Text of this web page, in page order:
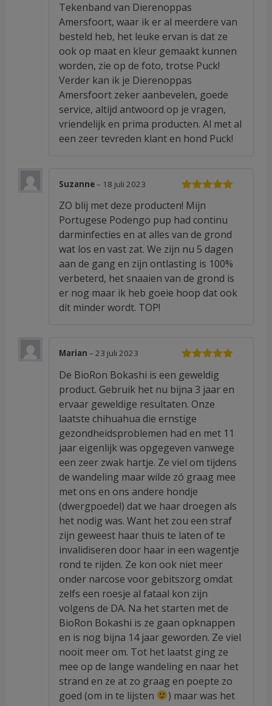
Tekenband van Dierenoppas
Amersfoort, waar ik er al meerdere van
besteld heb, het leuke ervan is dat ze
ook op maat en kleur gemaakt kunnen
worden, zie op de foto, trotse Puck!
Verder kan ik je Dierenoppas
Amersfoort zeker aanbevelen, goede
service, altijd antwoord op je vragen,
vriendelijk en prima producten. Al met al
een zeer tevreden klant en hond Puck!
5uit 5
Suzanne– 18 juli 2023
ZO blij met deze producten! Mijn
Portugese Podengo pup had continu
darminfecties en at alles van de grond
wat los en vast zat. We zijn nu 5 dagen
aan de gang en zijn ontlasting is 100%
verbeterd, het snaaien van de grond is
er nog maar ik heb goeie hoop dat ook
dit minder wordt. TOP!
5uit 5
Marian– 23 juli 2023
De BioRon Bokashi is een geweldig
product. Gebruik het nu bijna 3 jaar en
ervaar geweldige resultaten. Onze
laatste chihuahua die ernstige
gezondheidsproblemen had en met 11
jaar eigenlijk was opgegeven vanwege
een zeer zwak hartje. Ze viel om tijdens
de wandeling maar wilde zó graag mee
met ons en ons andere hondje
(dwergpoedel) dat we haar droegen als
het nodig was. Want het zou een straf
zijn geweest haar thuis te laten of te
invalidiseren door haar in een wagentje
rond te rijden. Ze kon ook niet meer
onder narcose voor gebitszorg omdat
zelfs een roesje al fataal kon zijn
volgens de DA. Na het starten met de
BioRon Bokashi is ze gaan opknappen
en is nog bijna 14 jaar geworden. Ze viel
nooit meer om. Tot het laatst ging ze
mee op de lange wandeling en naar het
strand en ze at zo graag en poepte zo
goed (om in te lijsten
) maar was het